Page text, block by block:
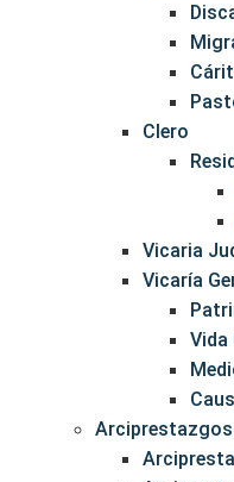
Clero
Vicaria
Vicaría
Vida
Arciprestazgos